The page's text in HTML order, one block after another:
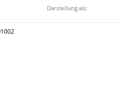
Darstellung als: